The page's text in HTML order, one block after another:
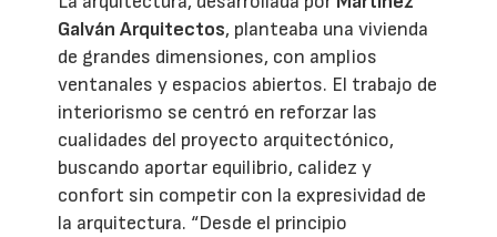
Galván Arquitectos, planteaba una vivienda
de grandes dimensiones, con amplios
ventanales y espacios abiertos. El trabajo de
interiorismo se centró en reforzar las
cualidades del proyecto arquitectónico,
buscando aportar equilibrio, calidez y
confort sin competir con la expresividad de
la arquitectura. “Desde el principio